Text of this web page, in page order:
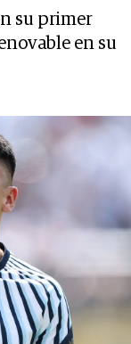
su primer
en su